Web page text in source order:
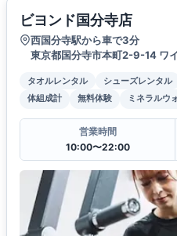
ビヨンド国分寺店
西国分寺駅から車で3分
東京都国分寺市本町2-9-14 ワ
タオルレンタル シューズレンタル
体組成計
無料体験 ミネラルウ
営業時間
10:00〜22:00